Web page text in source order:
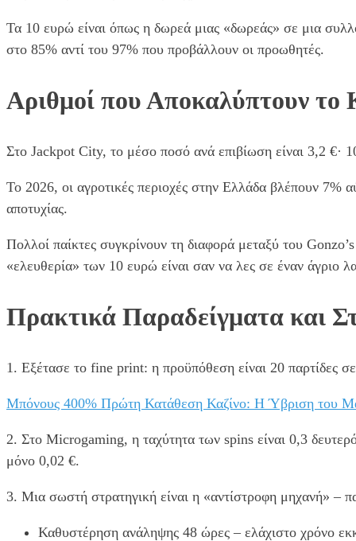
Τα 10 ευρώ είναι όπως η δωρεά μιας «δωρεάς» σε μια
στο 85% αντί του 97% που προβάλλουν οι προωθητές.
Αριθμοί που Αποκαλύπτουν το
Στο Jackpot City, το μέσο ποσό ανά επιβίωση είναι 3,2 €·
Το 2026, οι αγροτικές περιοχές στην Ελλάδα βλέπουν
αποτυχίας.
Πολλοί παίκτες συγκρίνουν τη διαφορά μεταξύ του
«ελευθερία» των 10 ευρώ είναι σαν να λες σε έναν άγριο
Πρακτικά Παραδείγματα και
1. Εξέτασε το fine print: η προϋπόθεση είναι 20 παρτίδες
Μπόνους 400% Πρώτη Κατάθεση Καζίνο: Η Ύβριση του
2. Στο Microgaming, η ταχύτητα των spins είναι 0,3
μόνο 0,02 €.
3. Μια σωστή στρατηγική είναι η «αντίστροφη μηχανή» –
Καθυστέρηση ανάληψης 48 ώρες – ελάχιστο χρόνο